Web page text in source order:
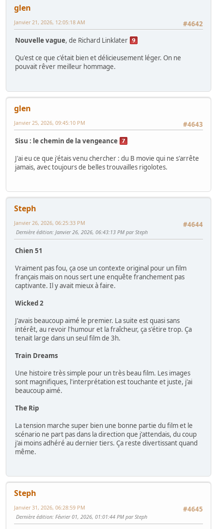
glen
#4642
Janvier 21, 2026, 12:05:18 AM
Nouvelle vague, de Richard Linklater
Qu'est ce que c'était bien et délicieusement léger. On ne
pouvait rêver meilleur hommage.
glen
#4643
Janvier 25, 2026, 09:45:10 PM
Sisu : le chemin de la vengeance
J'ai eu ce que j'étais venu chercher : du B movie qui ne s'arrête
jamais, avec toujours de belles trouvailles rigolotes.
Steph
#4644
Janvier 26, 2026, 06:25:33 PM
Dernière édition: Janvier 26, 2026, 06:43:13 PM par Steph
Chien 51
Vraiment pas fou, ça ose un contexte original pour un film
français mais on nous sert une enquête franchement pas
captivante. Il y avait mieux à faire.
Wicked 2
J'avais beaucoup aimé le premier. La suite est quasi sans
intérêt, au revoir l'humour et la fraîcheur, ça s'étire trop. Ça
tenait large dans un seul film de 3h.
Train Dreams
Une histoire très simple pour un très beau film. Les images
sont magnifiques, l'interprétation est touchante et juste, j'ai
beaucoup aimé.
The Rip
La tension marche super bien une bonne partie du film et le
scénario ne part pas dans la direction que j'attendais, du coup
j'ai moins adhéré au dernier tiers. Ça reste divertissant quand
même.
Steph
#4645
Janvier 31, 2026, 06:28:59 PM
Dernière édition: Février 01, 2026, 01:01:44 PM par Steph